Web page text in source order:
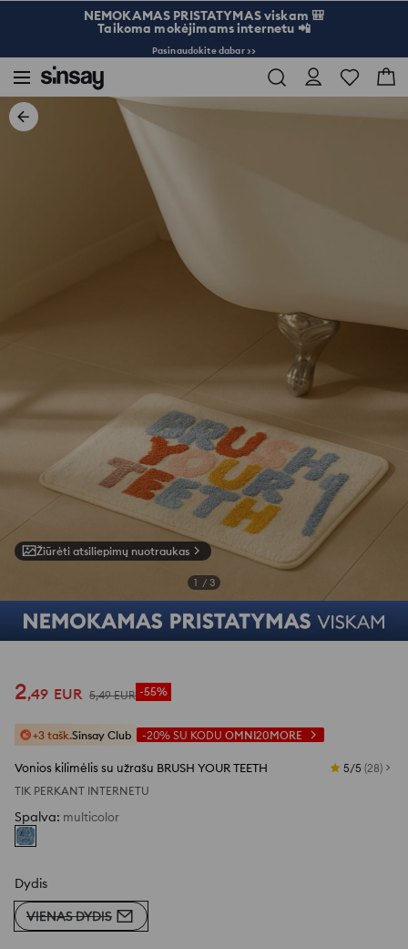
NEMOKAMAS PRISTATYMAS viskam 🎒
Taikoma mokėjimams internetu 📲
Pasinaudokite dabar >>
Žiūrėti atsiliepimų nuotraukas
1 / 3
2,49 EUR 5,49 EUR -55%
+3 tašk.Sinsay Club -20% SU KODU OMNI20MORE
Vonios kilimėlis su užrašu BRUSH YOUR TEETH 5/5 (28)
TIK PERKANT INTERNETU
Spalva: multicolor
Dydis
VIENAS DYDIS